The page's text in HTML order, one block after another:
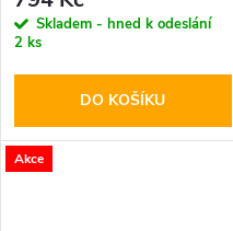
Skladem - hned k odeslání
2 ks
DO KOŠÍKU
Akce